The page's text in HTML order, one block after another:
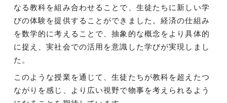
なる教科を組み合わせることで、生徒たちに新しい学
びの体験を提供することができました。経済の仕組み
を数学的に考えることで、抽象的な概念をより具体的
に捉え、実社会での活用を意識した学びが実現しまし
た。
このような授業を通じて、生徒たちが教科を超えたつ
ながりを感じ、より広い視野で物事を考えられるよう